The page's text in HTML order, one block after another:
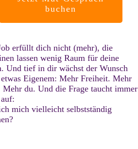
buchen
erfüllt dich nicht (mehr), die
lassen wenig Raum für deine
Und tief in dir wächst der Wunsch
Eigenem: Mehr Freiheit. Mehr
Mehr du. Und die Frage taucht immer
mich vielleicht selbstständig